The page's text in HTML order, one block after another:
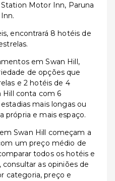
Motor Inn, Paruna
encontrará 8 hotéis de
em Swan Hill,
de opções que
e 2 hotéis de 4
Hill conta com 6
mais longas ou
própria e mais espaço.
Swan Hill começam a
um preço médio de
todos os hotéis e
as opiniões de
categoria, preço e